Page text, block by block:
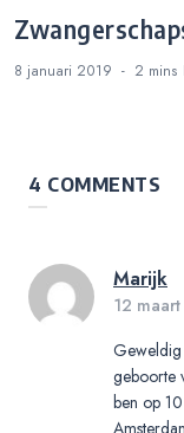
8 januari 2019 2 mins
4 COMMENTS
Marijk
12
Geweldig
geboorte
ben op